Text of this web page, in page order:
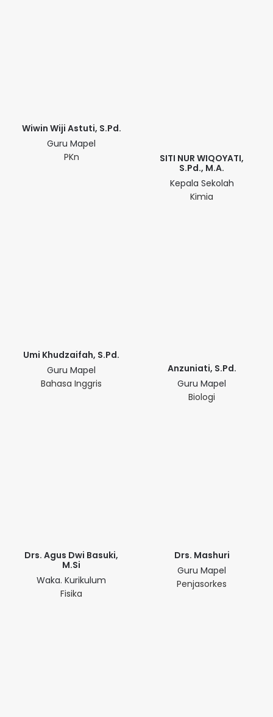
Wiwin Wiji Astuti, S.Pd.
Guru Mapel
PKn
SITI NUR WIQOYATI,
S.Pd., M.A.
Kepala Sekolah
Kimia
Umi Khudzaifah, S.Pd.
Guru Mapel
Bahasa Inggris
Anzuniati, S.Pd.
Guru Mapel
Biologi
Drs. Agus Dwi Basuki,
M.Si
Waka. Kurikulum
Fisika
Drs. Mashuri
Guru Mapel
Penjasorkes